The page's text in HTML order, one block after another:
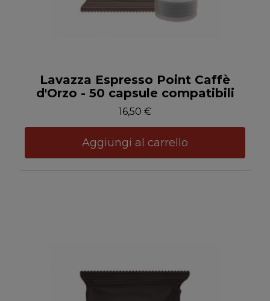
Anteprima
Lavazza Espresso Point Caffè
d'Orzo - 50 capsule compatibili
16,50 €
Aggiungi al carrello